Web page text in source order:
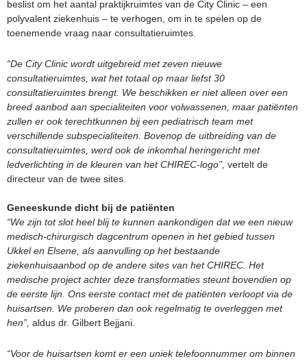
beslist om het aantal praktijkruimtes van de City Clinic – een
polyvalent ziekenhuis – te verhogen, om in te spelen op de
toenemende vraag naar consultatieruimtes.
“De City Clinic wordt uitgebreid met zeven nieuwe
consultatieruimtes, wat het totaal op maar liefst 30
consultatieruimtes brengt. We beschikken er niet alleen over een
breed aanbod aan specialiteiten voor volwassenen, maar patiënten
zullen er ook terechtkunnen bij een pediatrisch team met
verschillende subspecialiteiten. Bovenop de uitbreiding van de
consultatieruimtes, werd ook de inkomhal heringericht met
ledverlichting in de kleuren van het CHIREC-logo”, vertelt de
directeur van de twee sites.
Geneeskunde dicht bij de patiënten
“We zijn tot slot heel blij te kunnen aankondigen dat we een nieuw
medisch-chirurgisch dagcentrum openen in het gebied tussen
Ukkel en Elsene, als aanvulling op het bestaande
ziekenhuisaanbod op de andere sites van het CHIREC. Het
medische project achter deze transformaties steunt bovendien op
de eerste lijn. Ons eerste contact met de patiënten verloopt via de
huisartsen. We proberen dan ook regelmatig te overleggen met
hen”, aldus dr. Gilbert Bejjani.
“Voor de huisartsen komt er een uniek telefoonnummer om binnen